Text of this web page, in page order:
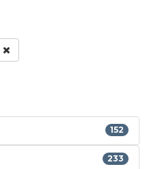
152
233